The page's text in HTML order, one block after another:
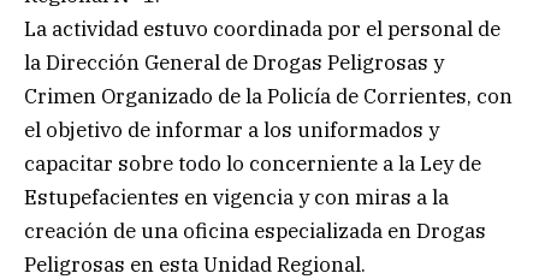
La actividad estuvo coordinada por el personal de
la Dirección General de Drogas Peligrosas y
Crimen Organizado de la Policía de Corrientes, con
el objetivo de informar a los uniformados y
capacitar sobre todo lo concerniente a la Ley de
Estupefacientes en vigencia y con miras a la
creación de una oficina especializada en Drogas
Peligrosas en esta Unidad Regional.